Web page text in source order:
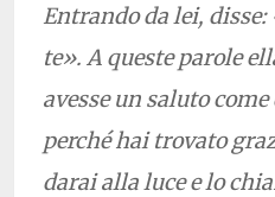
Entrando da lei,
te». A queste parole
avesse un saluto
perché hai trovato
darai alla luce e lo